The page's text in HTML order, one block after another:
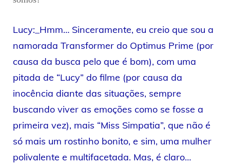
Lucy:_Hmm… Sinceramente, eu creio que sou a
namorada Transformer do Optimus Prime (por
causa da busca pelo que é bom), com uma
pitada de “Lucy” do filme (por causa da
inocência diante das situações, sempre
buscando viver as emoções como se fosse a
primeira vez), mais “Miss Simpatia”, que não é
só mais um rostinho bonito, e sim, uma mulher
polivalente e multifacetada. Mas, é claro…